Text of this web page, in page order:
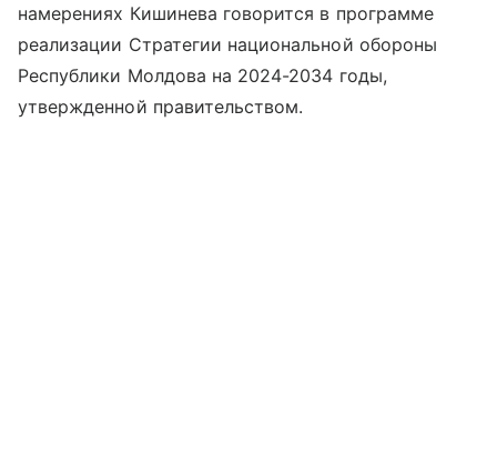
намерениях Кишинева говорится в программе
реализации Стратегии национальной обороны
Республики Молдова на 2024-2034 годы,
утвержденной правительством.